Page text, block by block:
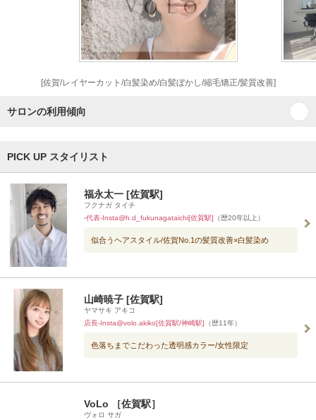
[佐賀/レイヤーカット/白髪染め/白髪ぼかし/縮毛矯正/髪質改善]
サロンの利用傾向
PICK UP スタイリスト
福永太一 [佐賀駅]
フクナガ タイチ
-代表-Insta@h.d_fukunagataichi[佐賀駅] （歴20年以上）
似合うヘアスタイル/佐賀No.1の髪質改善×白髪染め
山崎暁子 [佐賀駅]
ヤマサキ アキコ
店長-Insta@volo.akiko[佐賀駅/神崎駅] （歴11年）
色落ちまでこだわった透明感カラー/女性限定
VoLo ［佐賀駅］
ヴォロ サガ